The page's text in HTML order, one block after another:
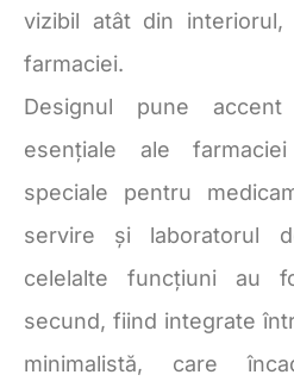
vizibil atât din
farmaciei.
Designul pune
esențiale ale
speciale pentru
servire și laboratorul
celelalte funcțiuni au
secund, fiind integrate
minimalistă, care